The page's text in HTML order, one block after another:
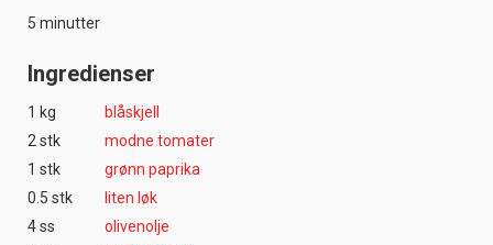
5 minutter
Ingredienser
1 kg
blåskjell
2 stk
modne tomater
1 stk
grønn paprika
0.5 stk
liten løk
4 ss
olivenolje